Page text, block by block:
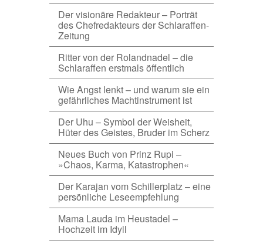
Der visionäre Redakteur – Porträt
des Chefredakteurs der Schlaraffen-
Zeitung
Ritter von der Rolandnadel – die
Schlaraffen erstmals öffentlich
Wie Angst lenkt – und warum sie ein
gefährliches Machtinstrument ist
Der Uhu – Symbol der Weisheit,
Hüter des Geistes, Bruder im Scherz
Neues Buch von Prinz Rupi –
»Chaos, Karma, Katastrophen«
Der Karajan vom Schillerplatz – eine
persönliche Leseempfehlung
Mama Lauda im Heustadel –
Hochzeit im Idyll